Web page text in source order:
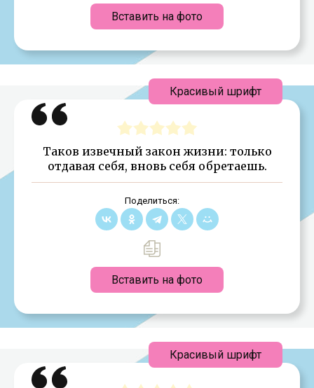
Вставить на фото
Таков извечный закон жизни: только
отдавая себя, вновь себя обретаешь.
Поделиться:
Вставить на фото
Красивый шрифт
Красивый шрифт